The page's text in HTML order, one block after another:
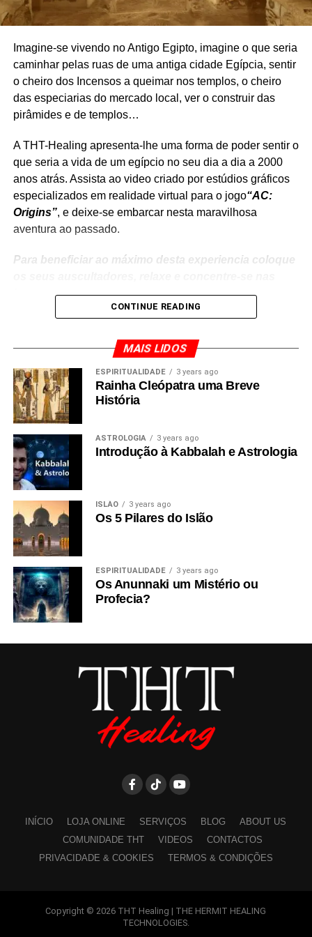
criptógrafos profissionais e amadores, incluindo
codebreakers americanos e britânicos da Primeira
Guerra Mundial e da Segunda Guerra Mundial. O
manuscrito nunca foi comprovadamente decifrado, e
nenhuma das muitas hipóteses propostas ao longo dos
últimos cem anos foi verificada de forma independente.
O mistério do seu significado e origem tem animado a
imaginação popular, tornando-o objeto de estudo e
especulação.
A Universidade de Yale publicou o manuscrito online na
sua totalidade – na sua biblioteca de colecções digitais.
Pode fazer o download deste livro na Loja THT –
Imagine-se vivendo no Antigo Egipto, imagine o que seria
caminhar pelas ruas de uma antiga cidade Egípcia, sentir
o cheiro dos Incensos a queimar nos templos, o cheiro
das especiarias do mercado local, ver o construir das
pirâmides e de templos…
A THT-Healing apresenta-lhe uma forma de poder sentir o
que seria a vida de um egípcio no seu dia a dia a 2000
anos atrás. Assista ao video criado por estúdios gráficos
especializados em realidade virtual para o jogo“AC:
Origins”, e deixe-se embarcar nesta maravilhosa
aventura ao passado.
Para beneficiar ao máximo desta experiencia coloque
imagens.
CONTINUE READING
MAIS LIDOS
ESPIRITUALIDADE 3 years ago
Rainha Cleópatra uma Breve
História
ASTROLOGIA 3 years ago
Introdução à Kabbalah e Astrologia
ISLÃO 3 years ago
Os 5 Pilares do Islão
ESPIRITUALIDADE 3 years ago
Os Anunnaki um Mistério ou
Profecia?
INÍCIO LOJA ONLINE SERVIÇOS BLOG
ABOUT US
COMUNIDADE THT
VIDEOS
CONTACTOS
PRIVACIDADE & COOKIES
TERMOS & CONDIÇÕES
Copyright © 2026 THT Healing | THE HERMIT HEALING
TECHNOLOGIES.